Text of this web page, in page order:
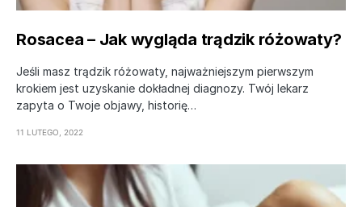
Rosacea – Jak wygląda trądzik różowaty?
Jeśli masz trądzik różowaty, najważniejszym pierwszym
krokiem jest uzyskanie dokładnej diagnozy. Twój lekarz
zapyta o Twoje objawy, historię…
11 LUTEGO, 2022